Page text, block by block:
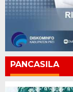
PANCASILA